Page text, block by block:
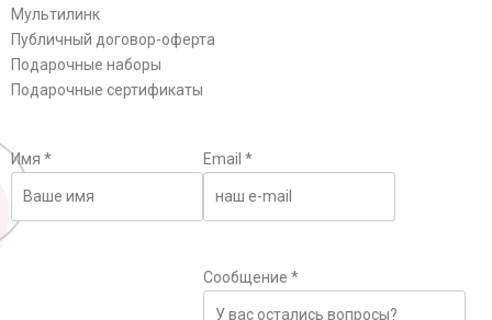
Мультилинк
Публичный договор-оферта
Подарочные наборы
Подарочные сертификаты
Имя * Email *
Сообщение *